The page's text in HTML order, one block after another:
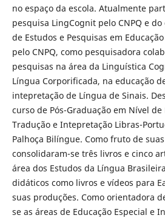
no espaço da escola. Atualmente
pesquisa LingCognit pelo CNPQ e do
de Estudos e Pesquisas em
pelo CNPQ, como pesquisadora
pesquisas na área da Linguística
Língua Corporificada, na educação
intepretação de Língua de Sinais.
curso de Pós-Graduação em Nível de
Tradução e Intepretação Libras-
Palhoça Bilíngue. Como fruto de
consolidaram-se três livros e cinco
área dos Estudos da Língua
didáticos como livros e vídeos para
suas produções. Como orientadora
se as áreas de Educação Especial e